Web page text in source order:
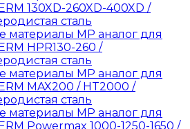
130XD-260XD-400XD /
сталь
материалы MP аналог для
HPR130-260 /
сталь
материалы MP аналог для
MAX200 / HT2000 /
сталь
материалы MP аналог для
Powermax 1000-1250-1650 /